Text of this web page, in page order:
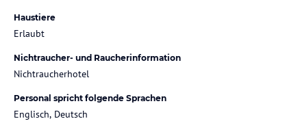
Haustiere
Erlaubt
Nichtraucher- und Raucherinformation
Nichtraucherhotel
Personal spricht folgende Sprachen
Englisch, Deutsch